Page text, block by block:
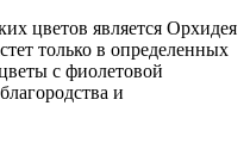
цветов является Орхидея
только в определенных
с фиолетовой
и